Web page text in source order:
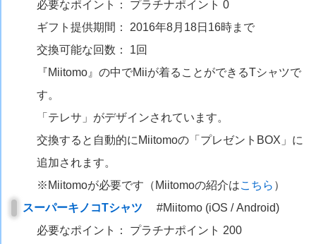
必要なポイント： プラチナポイント 0
ギフト提供期間： 2016年8月18日16時まで
交換可能な回数： 1回
『Miitomo』の中でMiiが着ることができるTシャツで
す。
「テレサ」がデザインされています。
交換すると自動的にMiitomoの「プレゼントBOX」に
追加されます。
※Miitomoが必要です（Miitomoの紹介はこちら ）
スーパーキノコTシャツ
#Miitomo (iOS / Android)
必要なポイント： プラチナポイント 200